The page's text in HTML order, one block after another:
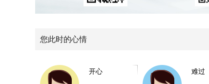
您此时的心情
开心 难过